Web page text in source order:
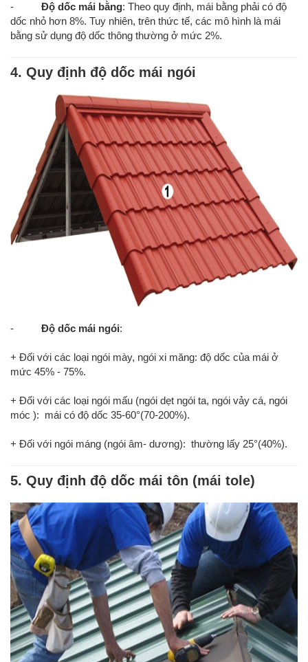
- Độ dốc mái bằng: Theo quy định, mái bằng phải có độ
dốc nhỏ hơn 8%. Tuy nhiên, trên thức tế, các mô hình là mái
bằng sử dụng độ dốc thông thường ở mức 2%.
4. Quy định độ dốc mái ngói
- Độ dốc mái ngói:
+ Đối với các loại ngói mày, ngói xi măng: độ dốc của mái ở
mức 45% - 75%.
+ Đối với các loại ngói mấu (ngói dẹt ngói ta, ngói vảy cá, ngói
móc ): mái có độ dốc 35-60°(70-200%).
+ Đối với ngói máng (ngói âm- dương): thường lấy 25°(40%).
5. Quy định độ dốc mái tôn (mái tole)